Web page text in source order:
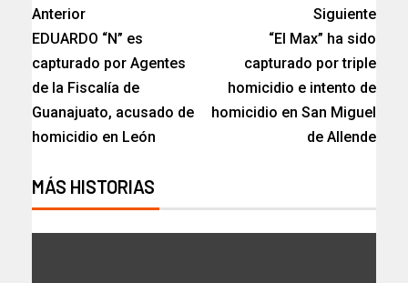
Anterior
EDUARDO “N” es
capturado por Agentes
de la Fiscalía de
Guanajuato, acusado de
homicidio en León
Siguiente
“El Max” ha sido
capturado por triple
homicidio e intento de
homicidio en San Miguel
de Allende
MÁS HISTORIAS